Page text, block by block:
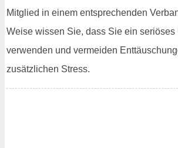
Mitglied in einem entsprechenden
Weise wissen Sie, dass Sie ein seriöses
verwenden und vermeiden
zusätzlichen Stress.